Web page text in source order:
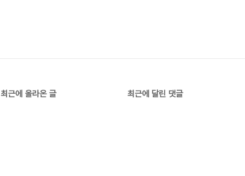
최근에 올라온 글 최근에 달린 댓글